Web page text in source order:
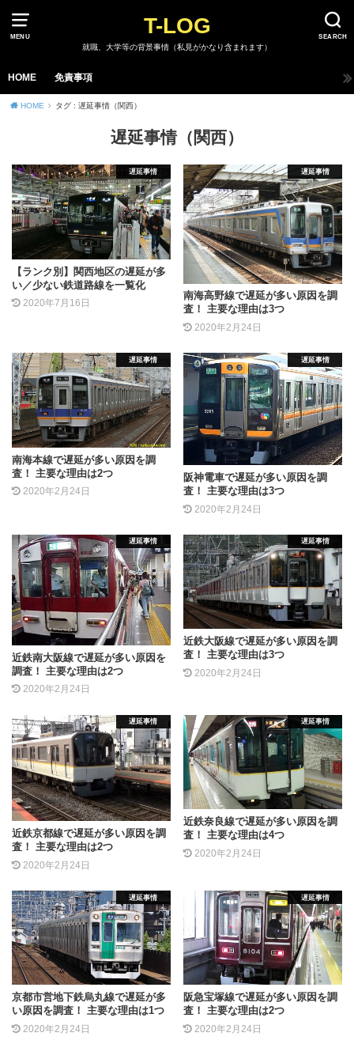
MENU SEARCH
T-LOG
就職、大学等の背景事情（私見がかなり含まれます）
HOME 免責事項
HOME タグ : 遅延事情（関西）
遅延事情（関西）
遅延事情
【ランク別】関西地区の遅延が多
い／少ない鉄道路線を一覧化
2020年7月16日
遅延事情
南海高野線で遅延が多い原因を調
査！ 主要な理由は3つ
2020年2月24日
遅延事情
南海本線で遅延が多い原因を調
査！ 主要な理由は2つ
2020年2月24日
遅延事情
阪神電車で遅延が多い原因を調
査！ 主要な理由は3つ
2020年2月24日
遅延事情
近鉄南大阪線で遅延が多い原因を
調査！ 主要な理由は2つ
2020年2月24日
遅延事情
近鉄大阪線で遅延が多い原因を調
査！ 主要な理由は3つ
2020年2月24日
遅延事情
近鉄京都線で遅延が多い原因を調
査！ 主要な理由は2つ
2020年2月24日
遅延事情
近鉄奈良線で遅延が多い原因を調
査！ 主要な理由は4つ
2020年2月24日
遅延事情
京都市営地下鉄烏丸線で遅延が多
い原因を調査！ 主要な理由は1つ
2020年2月24日
遅延事情
阪急宝塚線で遅延が多い原因を調
査！ 主要な理由は2つ
2020年2月24日